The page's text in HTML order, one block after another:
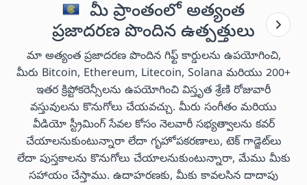
మీ ప్రాంతంలో అత్యంత
ప్రజాదరణ పొందిన ఉత్పత్తులు
మా అత్యంత ప్రజాదరణ పొందిన గిఫ్ట్ కార్డులను ఉపయోగించి,
మీరు Bitcoin, Ethereum, Litecoin, Solana మరియు 200+
ఇతర క్రిప్టోకరెన్సీలను ఉపయోగించి విస్తృత శ్రేణి రోజువారీ
వస్తువులను కొనుగోలు చేయవచ్చు. మీరు సంగీతం మరియు
వీడియో స్ట్రీమింగ్ సేవల కోసం నెలవారీ సభ్యత్వాలను కవర్
చేయాలనుకుంటున్నారా లేదా గృహోపకరణాలు, టెక్ గాడ్జెట్‌లు
లేదా పుస్తకాలను కొనుగోలు చేయాలనుకుంటున్నారా, మేము మీకు
సహాయం చేస్తాము. ఉదాహరణకు, మీకు కావలసిన దాదాపు